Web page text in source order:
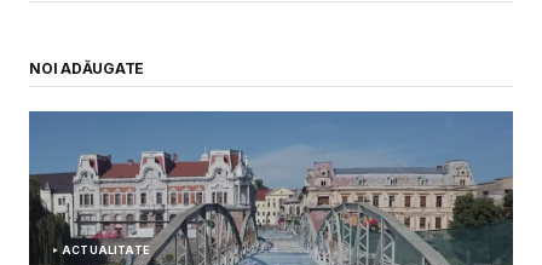
NOI ADĂUGATE
ACTUALITATE